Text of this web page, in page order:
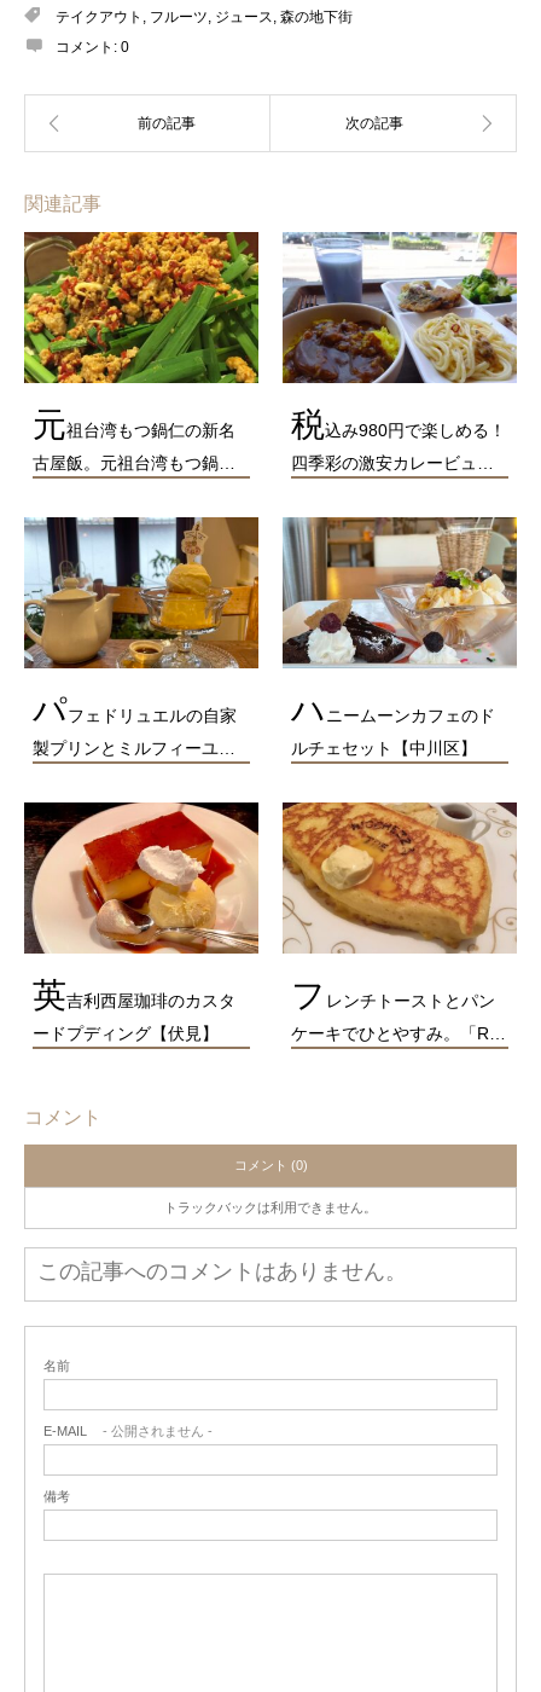
テイクアウト , フルーツ, ジュース, 森の地下街
コメント: 0
関連記事
元祖台湾もつ鍋仁の新名
古屋飯。元祖台湾もつ鍋…
税込み980円で楽しめる！
四季彩の激安カレービュ…
パフェドリュエルの自家
製プリンとミルフィーユ…
ハニームーンカフェのド
ルチェセット【中川区】
英吉利西屋珈琲のカスタ
ードプディング【伏見】
フ レンチトーストとパン
ケーキでひとやすみ。「R…
コメント
コメント (0)
トラックバックは利用できません。
この記事へのコメントはありません。
名前
E-MAIL - 公開されません -
備考